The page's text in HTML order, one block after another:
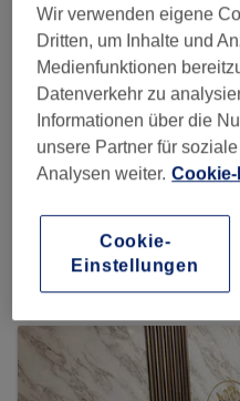
Salons in Ihrer Nähe
viele erstklassige
Finde die besten
Auf
Wir verwenden eigene
Dritten, um Inhalte und
Medienfunktionen
Datenverkehr zu
Informationen über die
unsere Partner für
Analysen weiter.
Cookie-
Einstellungen